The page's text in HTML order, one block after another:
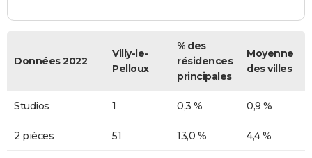
Données 2022
Villy-le-
Pelloux
% des
résidences
principales
Moyenne
des villes
Studios 1 0,3 % 0,9 %
2 pièces 51 13,0 % 4,4 %